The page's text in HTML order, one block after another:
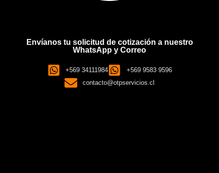
Envíanos tu solicitud de cotización a nuestro
WhatsApp y Correo
+569 34111984
+569 9583 9596
contacto@otpservicios.cl